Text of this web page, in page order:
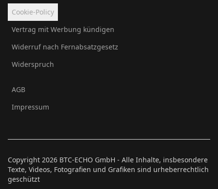
Cookie-Policy
Vertrag mit Werbung kündigen
Widerruf nach Fernabsatzgesetz
Widerspruch
AGB
Impressum
Copyright 2026 BTC-ECHO GmbH - Alle Inhalte, insbesondere
Texte, Videos, Fotografien und Grafiken sind urheberrechtlich
geschützt